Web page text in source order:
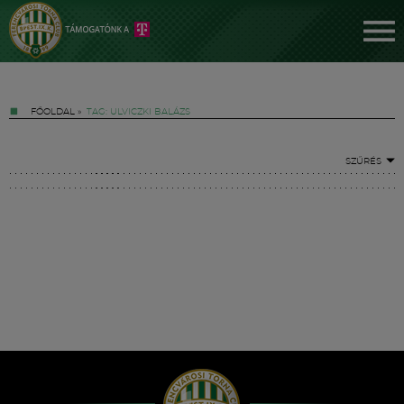
FŐOLDAL » TAG: ULVICZKI BALÁZS
SZŰRÉS
Hírek